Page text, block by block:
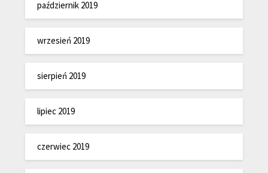
październik 2019
wrzesień 2019
sierpień 2019
lipiec 2019
czerwiec 2019